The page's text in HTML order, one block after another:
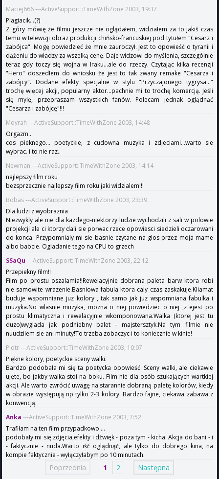
Maciej666 ---ActiveSupport::TimeWithZone 2003, 19:37
Plagiacik...(?)
Z góry mówię że filmu jeszcze nie oglądałem, widziałem za to jakiś czas
temu w telewizji obraz produkcji chińsko-francuskiej pod tytułem "Cesarz i
zabójca". Mogę powiedzieć że mnie zauroczył. Jest to opowieść o tyranii i
dążeniu do władzy za wszelką cenę. Daje widzowi do myślenia, szczególnie
teraz gdy toczy się wojna w Iraku...ale do rzeczy. Czytając kilka recenzji
"Hero" doszedłem do wniosku że jest to tak zwany remake "Cesarza i
zabójcy". Dodane efekty specjalne w stylu "Przyczajonego tygrysa..."
trochę więcej akcji, popularny aktor...pachnie mi to trochę komercją. Jeśli
się mylę, przepraszam wszystkich fanów. Polecam jednak oglądnąć
"Cesarza i zabójcę"!!!
Moyrah ---ActiveSupport::TimeWithZone 2003, 14:48
Orgazm...
cos pieknego... poetyckie, z cudowna muzyka i zdjeciami...warto sie
wybrac. i to nie raz..
Newman ---ActiveSupport::TimeWithZone 2003, 14:14
najlepszy film roku
bezsprzecznie najlepszy film roku jaki widzialem!!!
Bobas ---ActiveSupport::TimeWithZone 2003, 23:39
Dla ludzi z wyobraznia
Niezwykly ale nie dla kazdego-niektorzy ludzie wychodzili z sali w polowie
projekcji ale ci ktorzy dali sie porwac rzece opowiesci siedzieli oczarowani
do konca. Przypomnialy mi sie basnie czytane na glos przez moja mame
albo babcie. Ogladanie tego na CPU to grzech
SSaQu ---ActiveSupport::TimeWithZone 2003, 22:12
Przepiekny film!!
Film po prostu oszalamia!!Rewelacyjnie dobrana paleta barw ktora robi
nie samowite wrazenie.Basniowa fabula ktora caly czas zaskakuje.Kliamat
buduje wspomniane juz kolory , tak samo jak juz wspomniana fabulka i
muzyka.No wlasnie muzyka, mozna o niej powiedziec o niej ,z ejest po
prostu klimatyczna i rewelacyjnie wkomponowana.Walka (ktorej jest tu
duzo)wyglada jak podniebny balet - majstersztyk.Na tym filmie nie
nuudzilem sie ani minuty!To trzeba zobaczyc i to koniecznie w kinie!
Piotr ---ActiveSupport::TimeWithZone 2003, 10:07
Piękne kolory, poetyckie sceny walki.
Bardzo podobała mi się ta poetycka opowieść. Sceny walki, ale ciekawie
ujęte, bo jakby walka stoi na boku. Film nie dla osób szukających wartkiej
akcji. Ale warto zwrócić uwagę na starannie dobraną paletę kolorów, kiedy
w obrazie występują np tylko 2-3 kolory. Bardzo fajne, ciekawa zabawa z
konwencją.
Anka ---ActiveSupport::TimeWithZone 2003, 7:52
Trafiłam na ten film przypadkowo....
podobały mi się zdjęcia,efekty i dżwięk - poza tym - kicha. Akcja do bani - i
- faktycznie - nuda.Warto iść oglądnąć, ale tylko do dobrego kina, na
kompie faktycznie - wyłączyłabym po 10 minutach.
Poprzednia 1 2 Następna